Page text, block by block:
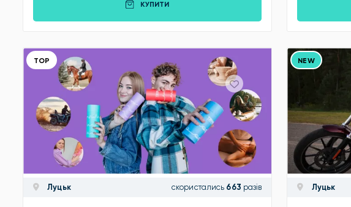
КУПИТИ
ТОР
Луцьк скористались 663 разів
NEW
Луцьк